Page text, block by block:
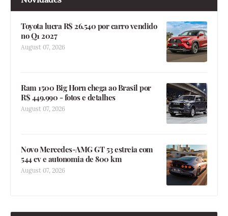
Toyota lucra R$ 26.540 por carro vendido
no Q1 2027
August 07, 2026
Ram 1500 Big Horn chega ao Brasil por
R$ 449.990 - fotos e detalhes
August 07, 2026
Novo Mercedes-AMG GT 53 estreia com
544 cv e autonomia de 800 km
August 07, 2026